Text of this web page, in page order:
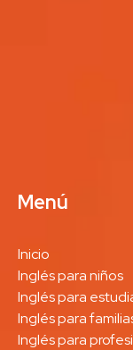
Menú
Inicio
Inglés para niños
Inglés para
Inglés para
Inglés para